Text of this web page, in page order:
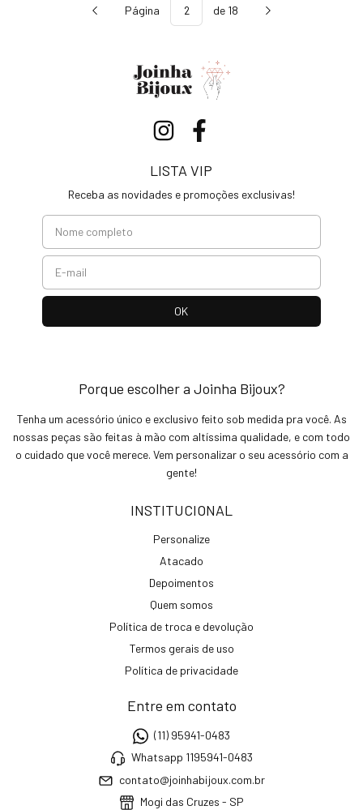
Página de 18
LISTA VIP
Receba as novidades e promoções exclusivas!
Porque escolher a Joinha Bijoux?
Tenha um acessório único e exclusivo feito sob medida pra você. As
nossas peças são feitas à mão com altíssima qualidade, e com todo
o cuidado que você merece. Vem personalizar o seu acessório com a
gente!
INSTITUCIONAL
Personalize
Atacado
Depoimentos
Quem somos
Política de troca e devolução
Termos gerais de uso
Política de privacidade
Entre em contato
(11) 95941-0483
Whatsapp 1195941-0483
contato@joinhabijoux.com.br
Mogi das Cruzes - SP